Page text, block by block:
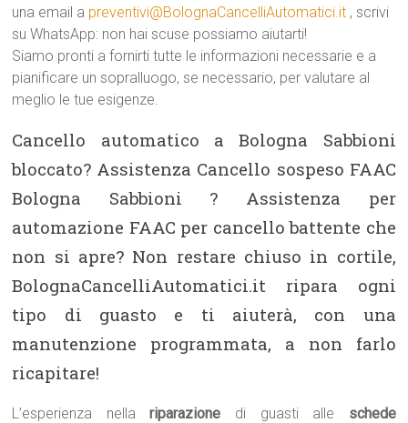
una email a preventivi@BolognaCancelliAutomatici.it , scrivi
su WhatsApp: non hai scuse possiamo aiutarti!
Siamo pronti a fornirti tutte le informazioni necessarie e a
pianificare un sopralluogo, se necessario, per valutare al
meglio le tue esigenze.
Cancello automatico a Bologna Sabbioni
bloccato? Assistenza Cancello sospeso FAAC
Bologna Sabbioni ? Assistenza per
automazione FAAC per cancello battente che
non si apre? Non restare chiuso in cortile,
BolognaCancelliAutomatici.it ripara ogni
tipo di guasto e ti aiuterà, con una
manutenzione programmata, a non farlo
ricapitare!
L’esperienza nellariparazione di guasti alle schede